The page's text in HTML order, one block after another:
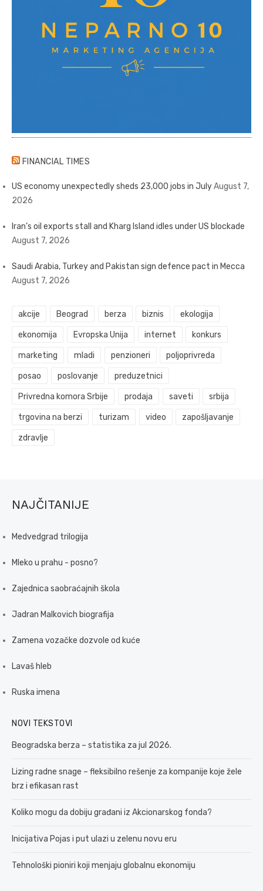
FINANCIAL TIMES
US economy unexpectedly sheds 23,000 jobs in JulyAugust 7,
2026
Iran’s oil exports stall and Kharg Island idles under US blockade
August 7, 2026
Saudi Arabia, Turkey and Pakistan sign defence pact in Mecca
August 7, 2026
akcije Beograd berza biznis ekologija
ekonomija Evropska Unija internet konkurs
marketing mladi penzioneri poljoprivreda
posao poslovanje preduzetnici
Privredna komora Srbije prodaja saveti srbija
trgovina na berzi turizam video zapošljavanje
zdravlje
NAJČITANIJE
Medvedgrad trilogija
Mleko u prahu - posno?
Zajednica saobraćajnih škola
Jadran Malkovich biografija
Zamena vozačke dozvole od kuće
Lavaš hleb
Ruska imena
NOVI TEKSTOVI
Beogradska berza – statistika za jul 2026.
Lizing radne snage – fleksibilno rešenje za kompanije koje žele
brz i efikasan rast
Koliko mogu da dobiju građani iz Akcionarskog fonda?
Inicijativa Pojas i put ulazi u zelenu novu eru
Tehnološki pioniri koji menjaju globalnu ekonomiju